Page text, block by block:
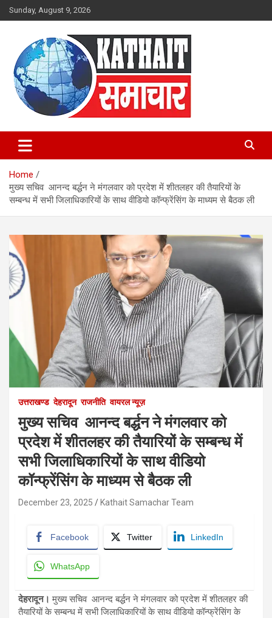
Skip
to
Sunday, August 9, 2026
Kathait Samachar – Latest
Uttarakhand News in Hindi,
Uttarakhand News Headlines
Home
मुख्य सचिव आनन्द बर्द्धन ने मंगलवार को प्रदेश में शीतलहर की तैयारियों के
सम्बन्ध में सभी जिलाधिकारियों के साथ वीडियो कॉन्फ्रेंसिंग के माध्यम से बैठक ली
उत्तराखण्ड देहरादून राजनीति वायरल न्यूज़
मुख्य सचिव आनन्द बर्द्धन ने मंगलवार को
प्रदेश में शीतलहर की तैयारियों के सम्बन्ध में
सभी जिलाधिकारियों के साथ वीडियो
कॉन्फ्रेंसिंग के माध्यम से बैठक ली
December 23, 2025 Kathait Samachar Team
Facebook Twitter LinkedIn
WhatsApp
देहरादून। मुख्य सचिव आनन्द बर्द्धन ने मंगलवार को प्रदेश में शीतलहर की
तैयारियों के सम्बन्ध में सभी जिलाधिकारियों के साथ वीडियो कॉन्फ्रेंसिंग के